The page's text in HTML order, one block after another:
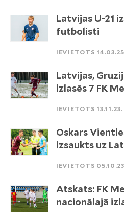
Latvijas U-21
futbolisti
IEVIETOTS
Latvijas,
izlasēs 7 FK
IEVIETOTS 13.11.23.
Oskars
izsaukts uz
IEVIETOTS
Atskats: FK
nacionālajā